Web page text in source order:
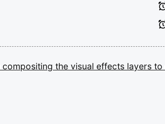
compositing the visual effects layers to